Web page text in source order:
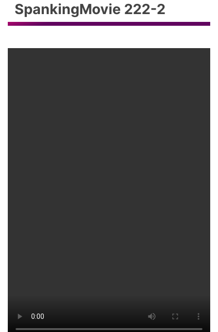
SpankingMovie 222-2